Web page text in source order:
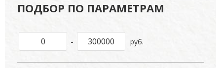
ПОДБОР ПО ПАРАМЕТРАМ
- руб.